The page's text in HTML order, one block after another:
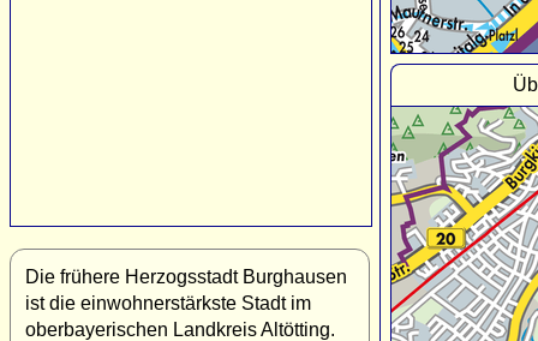
Die frühere Herzogsstadt Burghausen
ist die einwohnerstärkste Stadt im
oberbayerischen Landkreis Altötting.